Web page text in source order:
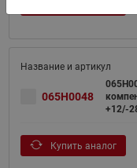
065H0048
+12/-
Купить аналог